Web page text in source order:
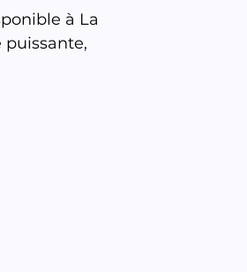
à La
puissante,